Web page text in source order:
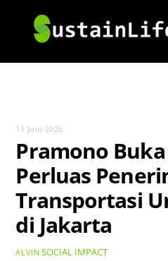
content
11 Juni 2026
Pramono
Perluas
Transportasi
di Jakarta
ALVIN SOCIAL IMPACT